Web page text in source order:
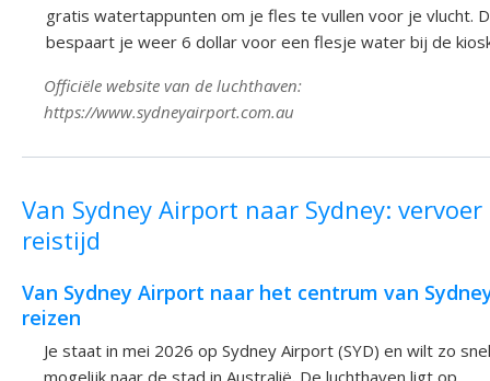
gratis watertappunten om je fles te vullen voor je vlucht.
bespaart je weer 6 dollar voor een flesje water bij de
Officiële website van de luchthaven:
https://www.sydneyairport.com.au
Van Sydney Airport naar Sydney: vervoer
reistijd
Van Sydney Airport naar het centrum van
reizen
Je staat in mei 2026 op Sydney Airport (SYD) en wilt zo snel